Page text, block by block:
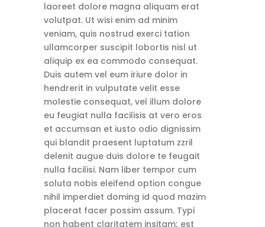
laoreet dolore magna aliquam erat
volutpat. Ut wisi enim ad minim
veniam, quis nostrud exerci tation
ullamcorper suscipit lobortis nisl ut
aliquip ex ea commodo consequat.
Duis autem vel eum iriure dolor in
hendrerit in vulputate velit esse
molestie consequat, vel illum dolore
eu feugiat nulla facilisis at vero eros
et accumsan et iusto odio dignissim
qui blandit praesent luptatum zzril
delenit augue duis dolore te feugait
nulla facilisi. Nam liber tempor cum
soluta nobis eleifend option congue
nihil imperdiet doming id quod mazim
placerat facer possim assum. Typi
non habent claritatem insitam; est